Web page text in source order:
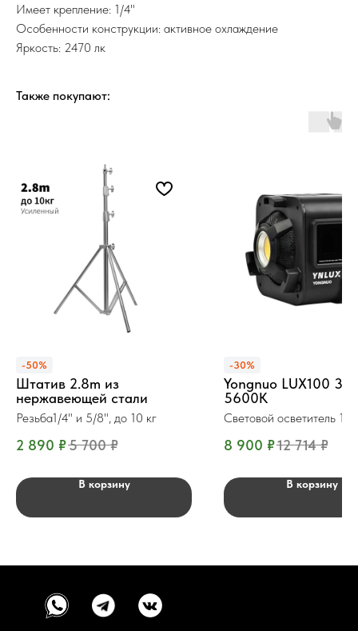
Имеет крепление: 1/4"
Особенности конструкции: активное охлаждение
Яркость: 2470 лк
Также покупают:
-50%
Штатив 2.8m из
нержавеющей стали
Резьба1/4" и 5/8", до 10 кг
2 890 ₽5 700 ₽
В корзину
-30%
Yongnuo LUX100
5600K
Световой осветитель
8 900 ₽12 714 ₽
В корзину